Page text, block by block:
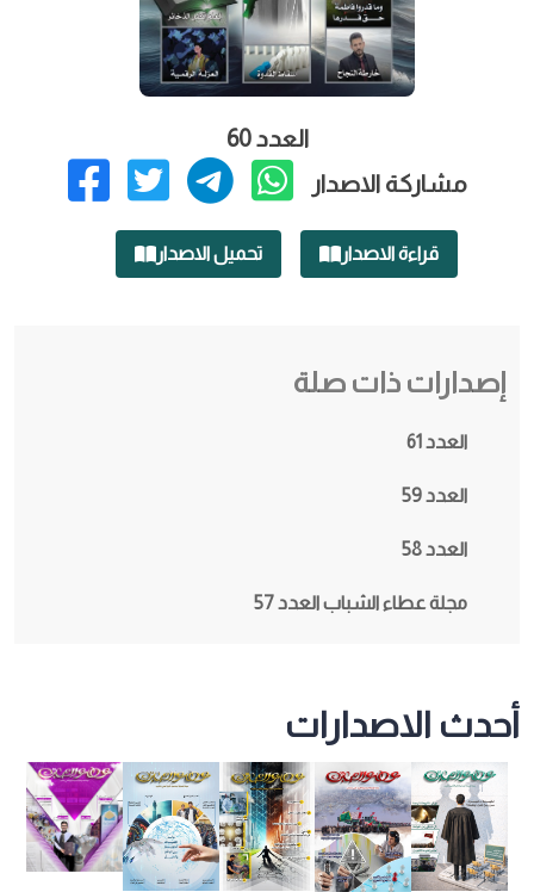
العدد 60
مشاركة الاصدار
قراءة الاصدار تحميل الاصدار
إصدارات ذات صلة
العدد 61
العدد 59
العدد 58
مجلة عطاء الشباب العدد 57
أحدث الاصدارات